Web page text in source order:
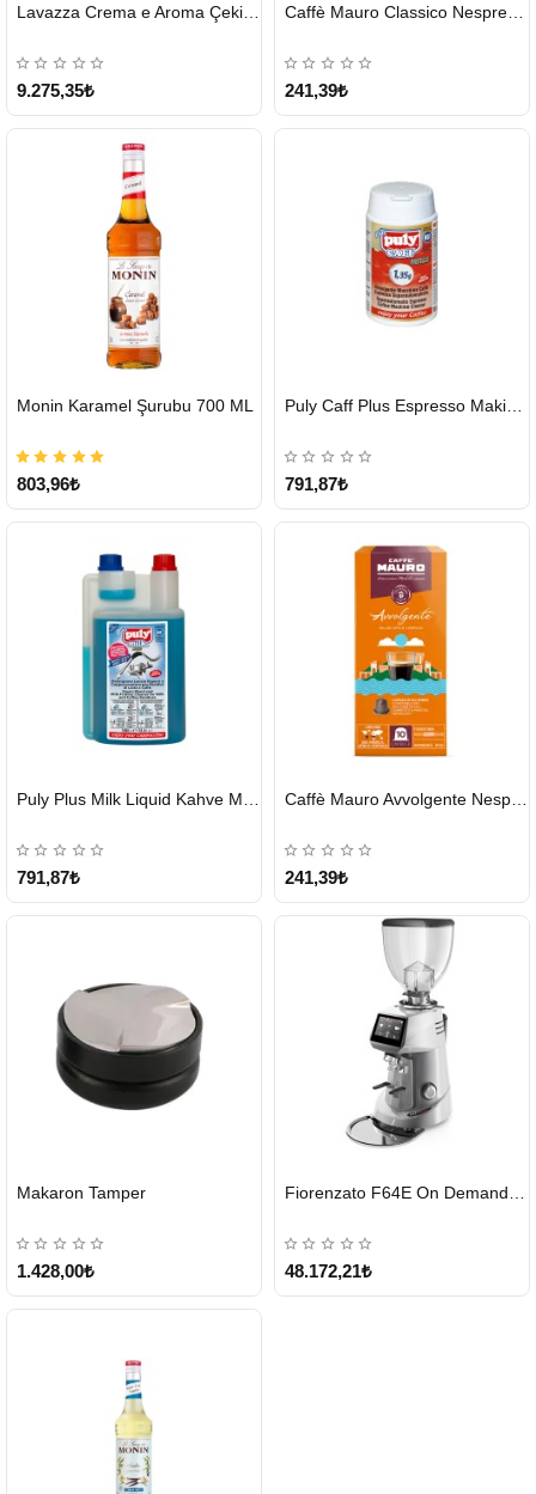
GÖNDERİ
9.275,35₺
GÖNDERİ
Caffè Mauro Classico Nespresso Kapsül
241,39₺
GÖNDERİ
Monin Karamel Şurubu 700 ML
803,96₺
GÖNDERİ
Puly Caff Plus Espresso Makinesi Temizleyici Tablet 100 x 1.35 G
791,87₺
GÖNDERİ
791,87₺
GÖNDERİ
Caffè Mauro Avvolgente Nespresso Kapsül
241,39₺
GÖNDERİ
Makaron Tamper
1.428,00₺
GÖNDERİ
48.172,21₺